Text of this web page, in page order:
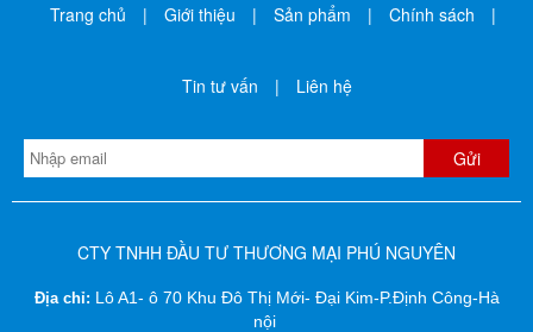
Trang chủ | Giới thiệu | Sản phẩm | Chính sách |
Tin tư vấn | Liên hệ
CTY TNHH ĐẦU TƯ THƯƠNG MẠI PHÚ NGUYÊN
Địa chỉ: Lô A1- ô 70 Khu Đô Thị Mới- Đại Kim-P.Định Công-Hà
nội